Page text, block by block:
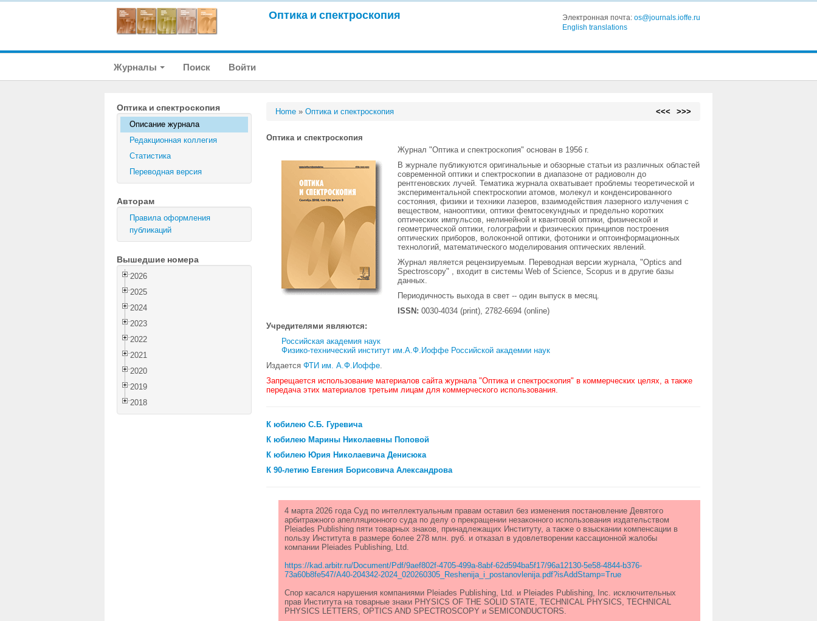
Оптика и спектроскопия Электронная почта: os@journals.ioffe.ru
English translations
Журналы Поиск Войти
Оптика и спектроскопия
Описание журнала
Редакционная коллегия
Статистика
Переводная версия
Авторам
Правила оформления
публикаций
Вышедшие номера
2026
2025
2024
2023
2022
2021
2020
2019
2018
Home »Оптика и спектроскопия <<< >>>
Оптика и спектроскопия
Журнал "Оптика и спектроскопия" основан в 1956 г.
В журнале публикуются оригинальные и обзорные статьи из различных областей
современной оптики и спектроскопии в диапазоне от радиоволн до
рентгеновских лучей. Тематика журнала охватывает проблемы теоретической и
экспериментальной спектроскопии атомов, молекул и конденсированного
состояния, физики и техники лазеров, взаимодействия лазерного излучения с
веществом, нанооптики, оптики фемтосекундных и предельно коротких
оптических импульсов, нелинейной и квантовой оптики, физической и
геометрической оптики, голографии и физических принципов построения
оптических приборов, волоконной оптики, фотоники и оптоинформационных
технологий, математического моделирования оптических явлений.
Журнал является рецензируемым. Переводная версии журнала, "Optics and
Spectroscopy" , входит в системы Web of Science, Scopus и в другие базы
данных.
Периодичность выхода в свет -- один выпуск в месяц.
ISSN: 0030-4034 (print), 2782-6694 (online)
Учредителями являются:
Российская академия наук
Физико-технический институт им.А.Ф.Иоффе Российской академии наук
ИздаетсяФТИ им. А.Ф.Иоффе.
Запрещается использование материалов сайта журнала "Оптика и спектроскопия" в коммерческих целях, а также
передача этих материалов третьим лицам для коммерческого использования.
К юбилею С.Б. Гуревича
К юбилею Марины Николаевны Поповой
К юбилею Юрия Николаевича Денисюка
К 90-летию Евгения Борисовича Александрова
4 марта 2026 года Суд по интеллектуальным правам оставил без изменения постановление Девятого
арбитражного апелляционного суда по делу о прекращении незаконного использования издательством
Pleiades Publishing пяти товарных знаков, принадлежащих Институту, а также о взыскании компенсации в
пользу Института в размере более 278 млн. руб. и отказал в удовлетворении кассационной жалобы
компании Pleiades Publishing, Ltd.
https://kad.arbitr.ru/Document/Pdf/9aef802f-4705-499a-8abf-62d594ba5f17/96a12130-5e58-4844-b376-
73a60b8fe547/A40-204342-2024_020260305_Reshenija_i_postanovlenija.pdf?isAddStamp=True
Спор касался нарушения компаниями Pleiades Publishing, Ltd. и Pleiades Publishing, Inc. исключительных
прав Института на товарные знаки PHYSICS OF THE SOLID STATE, TECHNICAL PHYSICS, TECHNICAL
PHYSICS LETTERS, OPTICS AND SPECTROSCOPY и SEMICONDUCTORS.